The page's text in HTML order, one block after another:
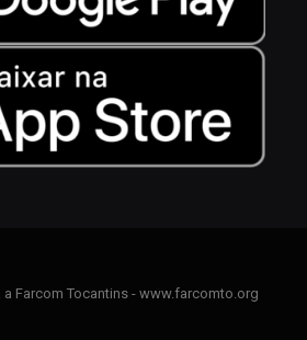
Farcom Tocantins - www.farcomto.org